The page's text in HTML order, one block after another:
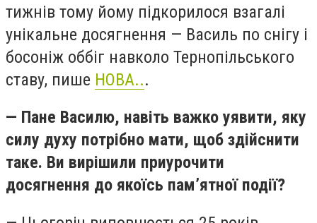
тижнів тому йому підкорилося взагалі
унікальне досягнення — Василь по снігу і
босоніж оббіг навколо Тернопільського
ставу, пише НОВА...
— Пане Василю, навіть важко уявити, яку
силу духу потрібно мати, щоб здійснити
таке. Ви вирішили приурочити
досягнення до якоїсь пам’ятної події?